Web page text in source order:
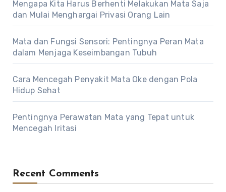
Mengapa Kita Harus Berhenti Melakukan Mata Saja
dan Mulai Menghargai Privasi Orang Lain
Mata dan Fungsi Sensori: Pentingnya Peran Mata
dalam Menjaga Keseimbangan Tubuh
Cara Mencegah Penyakit Mata Oke dengan Pola
Hidup Sehat
Pentingnya Perawatan Mata yang Tepat untuk
Mencegah Iritasi
Recent Comments